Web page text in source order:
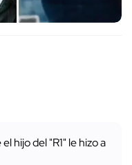
hijo del "R1" le hizo a